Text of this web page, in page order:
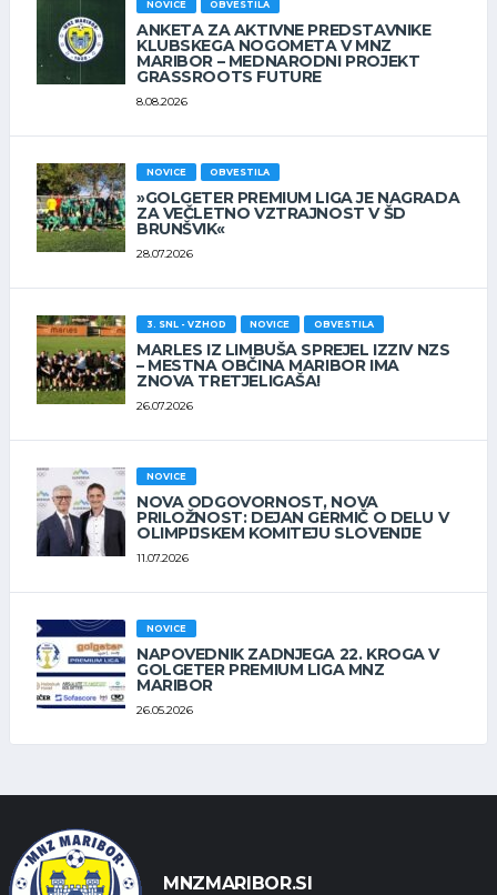
NOVICE OBVESTILA
ANKETA ZA AKTIVNE PREDSTAVNIKE
KLUBSKEGA NOGOMETA V MNZ
MARIBOR – MEDNARODNI PROJEKT
GRASSROOTS FUTURE
8.08.2026
NOVICE OBVESTILA
»GOLGETER PREMIUM LIGA JE NAGRADA
ZA VEČLETNO VZTRAJNOST V ŠD
BRUNŠVIK«
28.07.2026
3. SNL - VZHOD NOVICE OBVESTILA
MARLES IZ LIMBUŠA SPREJEL IZZIV NZS
– MESTNA OBČINA MARIBOR IMA
ZNOVA TRETJELIGAŠA!
26.07.2026
NOVICE
NOVA ODGOVORNOST, NOVA
PRILOŽNOST: DEJAN GERMIČ O DELU V
OLIMPIJSKEM KOMITEJU SLOVENIJE
11.07.2026
NOVICE
NAPOVEDNIK ZADNJEGA 22. KROGA V
GOLGETER PREMIUM LIGA MNZ
MARIBOR
26.05.2026
MNZMARIBOR.SI